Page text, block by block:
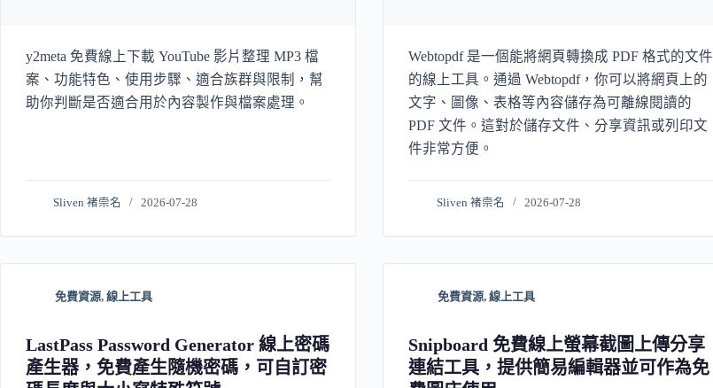
y2meta 免費線上下載 YouTube 影片整理 MP3 檔
案、功能特色、使用步驟、適合族群與限制，幫
助你判斷是否適合用於內容製作與檔案處理。
Sliven 褚崇名 2026-07-28
Webtopdf 是一個能將網頁轉換成 PDF 格式的文件
的線上工具。通過 Webtopdf，你可以將網頁上的
文字、圖像、表格等內容儲存為可離線閱讀的
PDF 文件。這對於儲存文件、分享資訊或列印文
件非常方便。
Sliven 褚崇名 2026-07-28
免費資源, 線上工具
LastPass Password Generator 線上密碼
產生器，免費產生隨機密碼，可自訂密
免費資源, 線上工具
Snipboard 免費線上螢幕截圖上傳分享
連結工具，提供簡易編輯器並可作為免